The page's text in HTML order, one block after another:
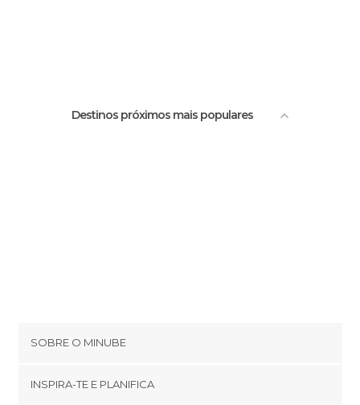
Destinos próximos mais populares
SOBRE O MINUBE
INSPIRA-TE E PLANIFICA